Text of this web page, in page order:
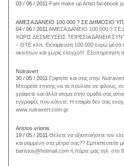
03 / 06 / 2011 Fani make up Artist facebook
ΑΜΕΣΑ ΔΑΝΕΙΟ 100.000 ? ΣΕ ΔΗΜΟΣΙΟ
04 / 06 / 2011 ΑΜΕΣΑ ΔΑΝΕΙΟ 100.000 ?
ΧΩΡΙΣ ΔΕΣΜΕΥΣΕΙΣ ΤΕΙΡΕΣΙΑ ΔΑΝΕΙΑ
– ΟΤΕ κλπ. Εκταμίευση 100.000 ευρώ μέσα
ακινήτων και χωρίς έλεγχο!!!. Εξυπηρέτηση
Nutravert
30 / 05 / 2011 Γρφτείτε και σεις στην
Μπορείτε επίσης να τα πουλατε σε φίλους,
γράψετε και άλλα ατομα στην ομαδα σας
εγγραφές που κάνετε. Η εταιρία δεν σας
www.nutravert.com.gr
Aristos vrionis
19 / 05 / 2011 Θέλετε να αξιοποιήσετε τον
και ραμμένη στα μέτρα σας?? Εμπιστευτείτε
baristos@hotmail.com ή πάρτε μας τηλ. στο